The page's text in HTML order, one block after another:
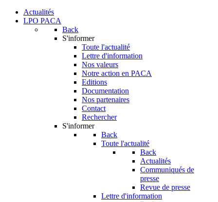
Actualités
LPO PACA
Back
S'informer
Toute l'actualité
Lettre d'information
Nos valeurs
Notre action en PACA
Editions
Documentation
Nos partenaires
Contact
Rechercher
S'informer
Back
Toute l'actualité
Back
Actualités
Communiqués de
presse
Revue de presse
Lettre d'information